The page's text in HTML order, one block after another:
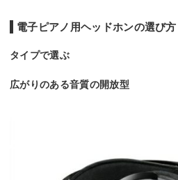
域
20Hz～20kHz 20Hz～20kHz
電子ピアノ用ヘッドホンの選び方
タイプで選ぶ
広がりのある音質の開放型